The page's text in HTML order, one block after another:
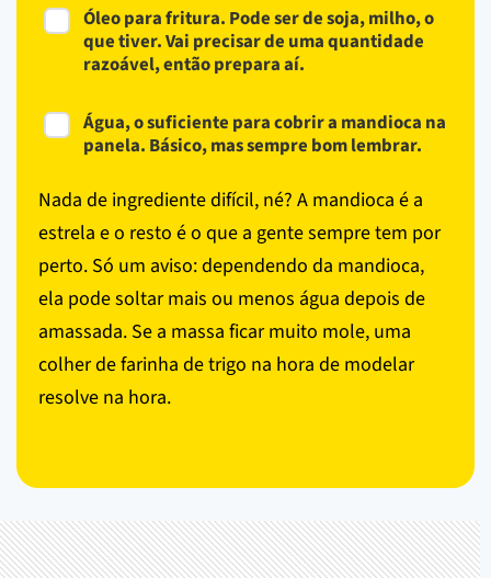
Óleo para fritura. Pode ser de soja, milho, o
que tiver. Vai precisar de uma quantidade
razoável, então prepara aí.
Água, o suficiente para cobrir a mandioca na
panela. Básico, mas sempre bom lembrar.
Nada de ingrediente difícil, né? A mandioca é a
estrela e o resto é o que a gente sempre tem por
perto. Só um aviso: dependendo da mandioca,
ela pode soltar mais ou menos água depois de
amassada. Se a massa ficar muito mole, uma
colher de farinha de trigo na hora de modelar
resolve na hora.